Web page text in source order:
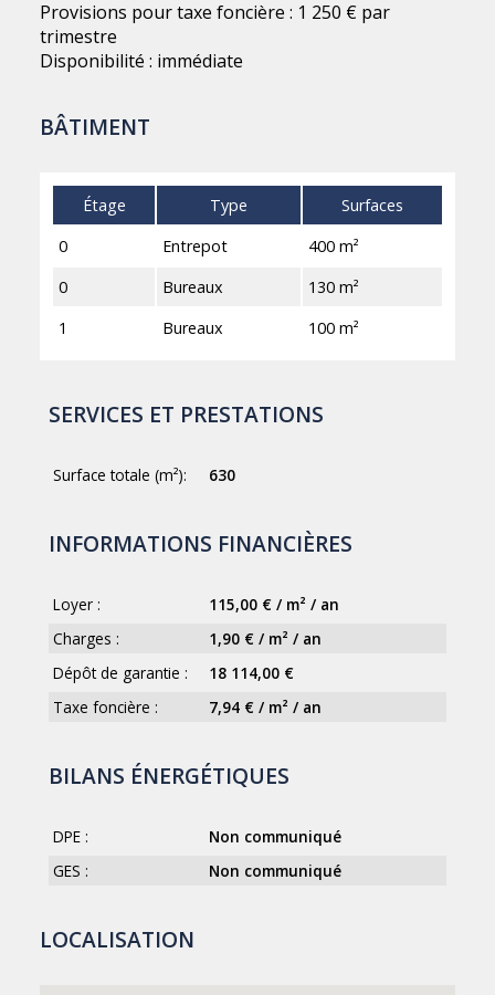
Provisions pour taxe foncière : 1 250 € par
trimestre
Disponibilité : immédiate
BÂTIMENT
Étage Type
Surfaces
0
Entrepot
400 m²
0
Bureaux
130 m²
1
Bureaux 100 m²
SERVICES ET PRESTATIONS
Surface totale (m²): 630
INFORMATIONS FINANCIÈRES
Loyer :
115,00 € / m² / an
Charges :
1,90 € / m² / an
Dépôt de garantie :
18 114,00 €
Taxe foncière :
7,94 € / m² / an
BILANS ÉNERGÉTIQUES
DPE :
Non communiqué
GES :
Non communiqué
LOCALISATION